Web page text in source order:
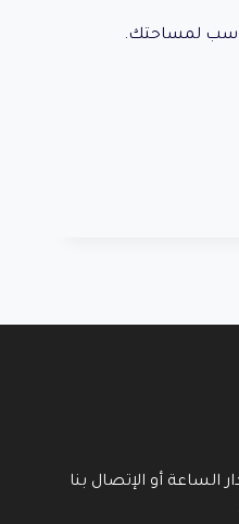
لمساحتك.
الساعة أو الإتصال بنا